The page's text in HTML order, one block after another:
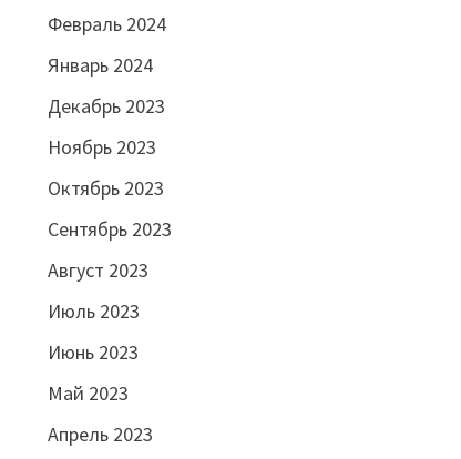
Февраль 2024
Январь 2024
Декабрь 2023
Ноябрь 2023
Октябрь 2023
Сентябрь 2023
Август 2023
Июль 2023
Июнь 2023
Май 2023
Апрель 2023